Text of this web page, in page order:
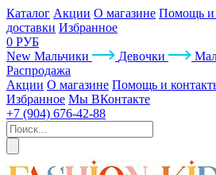
Каталог Акции О магазине Помощь и
доставки Избранное
0 РУБ
New Мальчики Девочки
Распродажа
Акции О магазине Помощь и
Избранное Мы ВКонтакте
+7 (904) 676-42-88